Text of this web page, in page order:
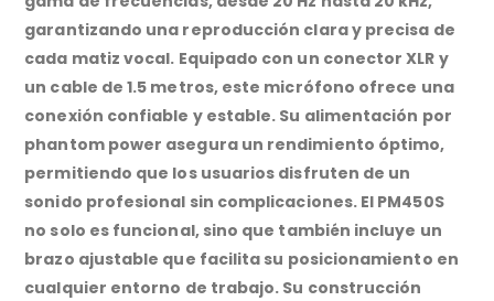
garantizando una reproducción clara y precisa de
cada matiz vocal. Equipado con un conector XLR y
un cable de 1.5 metros, este micrófono ofrece una
conexión confiable y estable. Su alimentación por
phantom power asegura un rendimiento óptimo,
permitiendo que los usuarios disfruten de un
sonido profesional sin complicaciones. El PM450S
no solo es funcional, sino que también incluye un
brazo ajustable que facilita su posicionamiento en
cualquier entorno de trabajo. Su construcción